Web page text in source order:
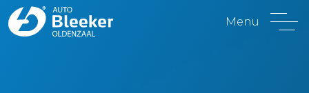
Menu